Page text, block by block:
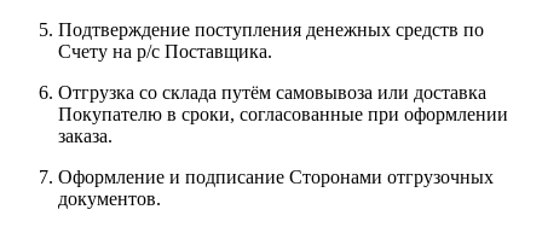
Подтверждение поступления денежных средств по
Счету на р/с Поставщика.
Отгрузка со склада путём самовывоза или доставка
Покупателю в сроки, согласованные при оформлении
заказа.
Оформление и подписание Сторонами отгрузочных
документов.